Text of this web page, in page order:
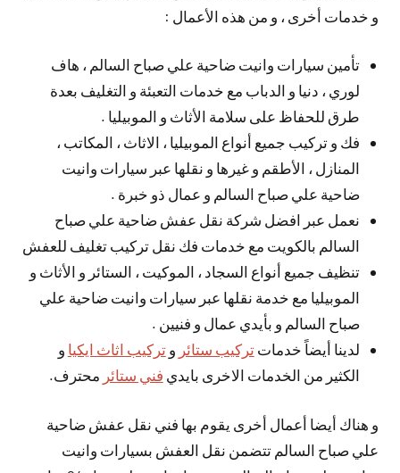
و خدمات أخرى ، و من هذه الأعمال :
تأمين سيارات وانيت ضاحية علي صباح السالم ، هاف
لوري ، دنيا و الدباب مع خدمات التعبئة و التغليف بعدة
طرق للحفاظ على سلامة الأثاث و الموبيليا .
فك و تركيب جميع أنواع الموبيليا ، الاثاث ، المكاتب ،
المنازل ، الأطقم و غيرها و نقلها عبر سيارات وانيت
ضاحية علي صباح السالم و عمال ذو خبرة .
نعمل عبر افضل شركة نقل عفش ضاحية علي صباح
السالم بالكويت مع خدمات فك نقل تركيب تغليف للعفش
تنظيف جميع أنواع السجاد ، الموكيت ، الستائر و الأثاث و
الموبيليا مع خدمة نقلها عبر سيارات وانيت ضاحية علي
صباح السالم و بأيدي عمال و فنيين .
لدينا أيضاً خدماتتركيب ستائر وتركيب اثاث ايكيا و
الكثير من الخدمات الاخرى بايدي فني ستائر محترف.
و هناك أيضا أعمال أخرى يقوم بها فني نقل عفش ضاحية
علي صباح السالم تتضمن نقل العفش بسيارات وانيت